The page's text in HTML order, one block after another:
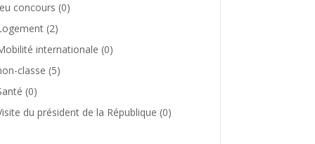
concours (0)
(2)
internationale (0)
classe (5)
(0)
du président de la République (0)